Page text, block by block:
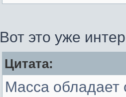
Вот это уже
Цитата:
Масса обладает